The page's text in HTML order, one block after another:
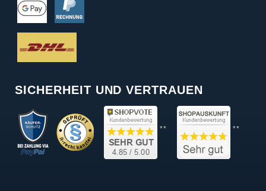
SICHERHEIT UND VERTRAUEN
** **